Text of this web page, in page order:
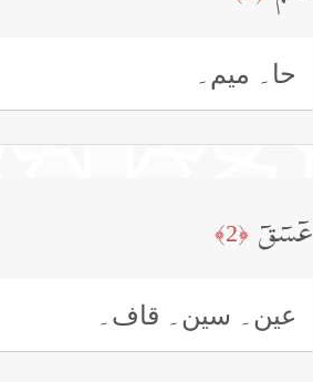
حا۔ میم۔
عۤسۤقۤ ﴿2﴾
عین۔ سین۔ قاف۔